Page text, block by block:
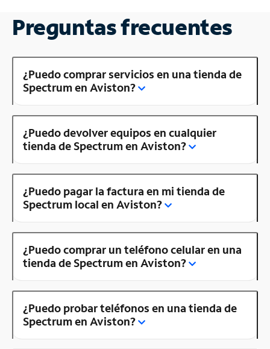
Preguntas frecuentes
¿Puedo comprar servicios en una tienda de
Spectrum en Aviston?
¿Puedo devolver equipos en cualquier
tienda de Spectrum en Aviston?
¿Puedo pagar la factura en mi tienda de
Spectrum local en Aviston?
¿Puedo comprar un teléfono celular en una
tienda de Spectrum en Aviston?
¿Puedo probar teléfonos en una tienda de
Spectrum en Aviston?